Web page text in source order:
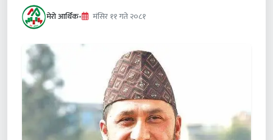
मेरो आर्थिक• मंसिर ११ गते २०८१